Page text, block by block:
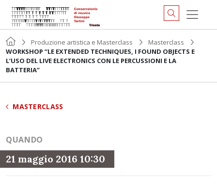
Produzione artistica e Masterclass
Masterclass
WORKSHOP “LE EXTENDED TECHNIQUES, I FOUND OBJECTS E
L’USO DEL LIVE ELECTRONICS CON LE PERCUSSIONI E LA
BATTERIA”
MASTERCLASS
QUANDO
21 maggio 2016 10:30